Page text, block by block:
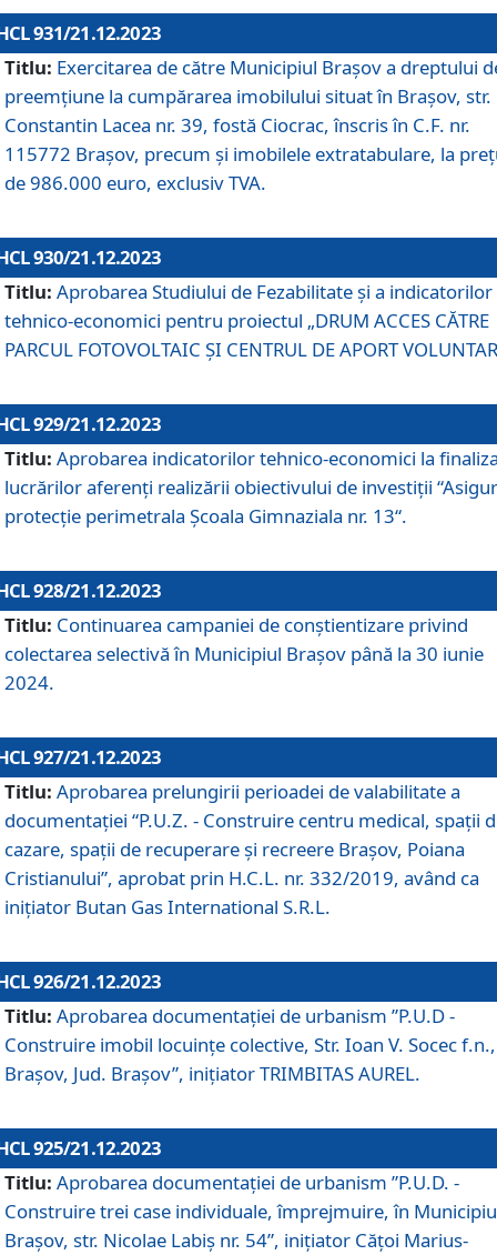
931/21.12.2023
Titlu: Exercitarea de către Municipiul Brașov a dreptului
preemțiune la cumpărarea imobilului situat în Brașov, str.
Constantin Lacea nr. 39, fostă Ciocrac, înscris în C.F. nr.
115772 Brașov, precum și imobilele extratabulare, la
de 986.000 euro, exclusiv TVA.
930/21.12.2023
Titlu: Aprobarea Studiului de Fezabilitate și a indicatorilor
tehnico-economici pentru proiectul „DRUM ACCES CĂTRE
PARCUL FOTOVOLTAIC ȘI CENTRUL DE APORT
929/21.12.2023
Titlu: Aprobarea indicatorilor tehnico-economici la
lucrărilor aferenți realizării obiectivului de investiții
protecție perimetrala Școala Gimnaziala nr. 13“.
928/21.12.2023
Titlu: Continuarea campaniei de conștientizare privind
colectarea selectivă în Municipiul Braşov până la 30 iunie
2024.
927/21.12.2023
Titlu: Aprobarea prelungirii perioadei de valabilitate a
documentaţiei “P.U.Z. - Construire centru medical, spații
cazare, spații de recuperare și recreere Brașov, Poiana
Cristianului”, aprobat prin H.C.L. nr. 332/2019, având ca
inițiator Butan Gas International S.R.L.
926/21.12.2023
Titlu: Aprobarea documentaţiei de urbanism ”P.U.D -
Construire imobil locuințe colective, Str. Ioan V. Socec f.n.,
Brașov, Jud. Brașov”, inițiator TRIMBITAS AUREL.
925/21.12.2023
Titlu: Aprobarea documentaţiei de urbanism ”P.U.D. -
Construire trei case individuale, împrejmuire, în
Brașov, str. Nicolae Labiș nr. 54”, inițiator Cățoi Marius-